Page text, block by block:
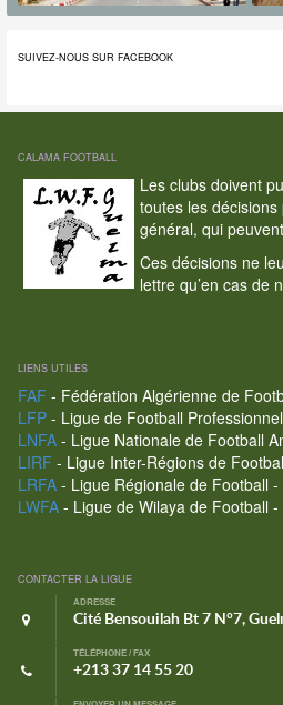
SUIVEZ-NOUS SUR FACEBOOK
CALAMA FOOTBALL
Les clubs doivent
toutes les décisions
général, qui
Ces décisions ne
lettre qu’en cas de
LIENS UTILES
FAF - Fédération Algérienne de
LFP- Ligue de Football
LNFA- Ligue Nationale de Football
LIRF - Ligue Inter-Régions de
LRFA- Ligue Régionale de Football -
LWFA- Ligue de Wilaya de Football -
CONTACTER LA LIGUE
ADRESSE
Cité Bensouilah Bt 7 N°7,
TÉLÉPHONE / FAX
+213 37 14 55 20